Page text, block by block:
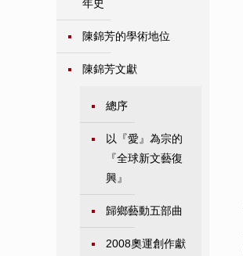
年史
陳錦芳的學術地位
陳錦芳文獻
總序
以『愛』為宗的
『全球新文藝復
興』
歸鄉藝動五部曲
2008奧運創作獻